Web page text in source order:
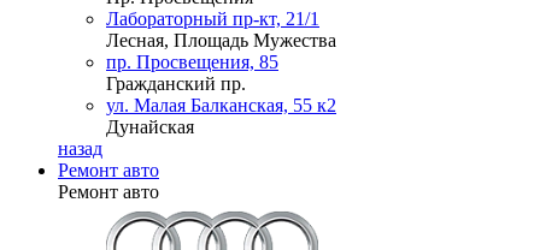
Лабораторный пр-кт, 21/1
Лесная, Площадь Мужества
пр. Просвещения, 85
Гражданский пр.
ул. Малая Балканская, 55 к2
Дунайская
назад
Ремонт авто
Ремонт авто